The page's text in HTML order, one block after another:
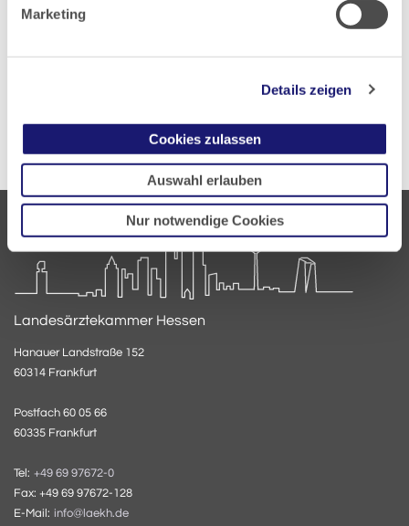
Marketing
Details zeigen
Cookies zulassen
Auswahl erlauben
Nur notwendige Cookies
PDF Download
Landesärztekammer Hessen
Hanauer Landstraße 152
60314 Frankfurt
Postfach 60 05 66
60335 Frankfurt
Tel: +49 69 97672-0
Fax: +49 69 97672-128
E-Mail: info@laekh.de